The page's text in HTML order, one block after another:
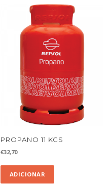
PROPANO 11 KGS
€32,70
ADICIONAR